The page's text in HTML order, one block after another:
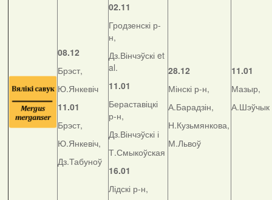
08.12
Брэст,
Ю.Янкевіч
11.01
Брэст,
Ю.Янкевіч,
Дз.Табуноў
02.11
Гродзенскі р-
н,
Дз.Вінчэўскі et
al.
11.01
Бераставіцкі
р-н,
Дз.Вінчэўскі і
Т.Смыкоўская
16.01
Лідскі р-н,
28.12
Мінскі р-н,
А.Барадзін,
Н.Кузьмянкова,
М.Львоў
11.01
Мазыр,
А.Шэўчык